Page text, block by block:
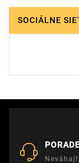
SOCIÁLNE